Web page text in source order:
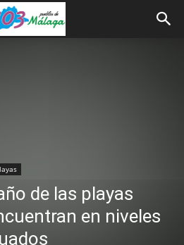
de las playas
en niveles